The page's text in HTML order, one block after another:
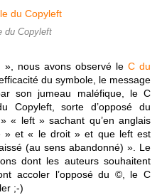
du Copyleft
nous avons observé le C du
du symbole, le message
son jumeau maléfique, le C
sorte d’opposé du
« left » sachant qu’en anglais
» et « le droit » et que left est
(au sens abandonné) ». Le
dont les auteurs souhaitent
accoler l’opposé du ©, le C
;-)